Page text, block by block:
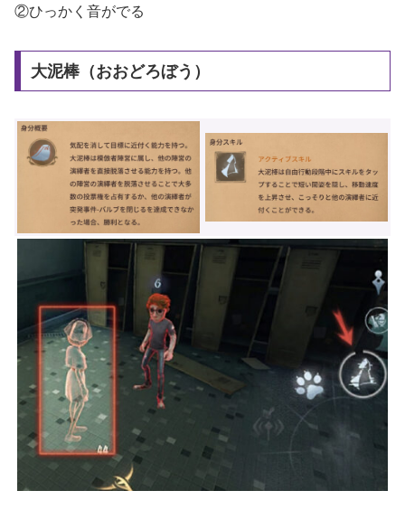
②ひっかく音がでる
大泥棒（おおどろぼう）